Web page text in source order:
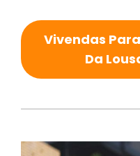
Vivendas
Da